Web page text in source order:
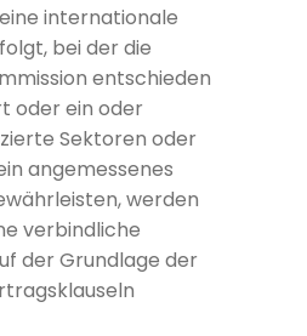
internationale
bei der die
entschieden
oder ein oder
Sektoren oder
angemessenes
werden
verbindliche
der Grundlage der